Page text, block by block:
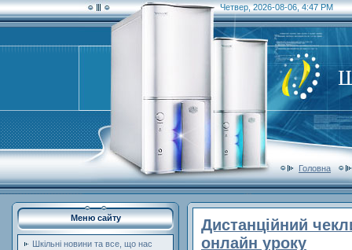
Четвер, 2026-08-06, 4:47 PM
Головна
Меню сайту
Шкільні новини та все, що нас
Дистанційний
онлайн уроку